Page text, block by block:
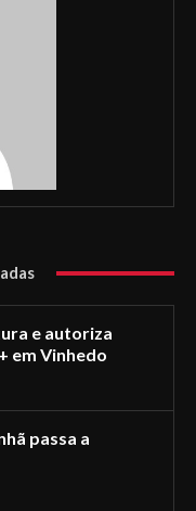
e autoriza
em Vinhedo
passa a